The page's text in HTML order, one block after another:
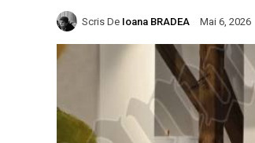
Scris De Ioana BRADEA Mai 6, 2026